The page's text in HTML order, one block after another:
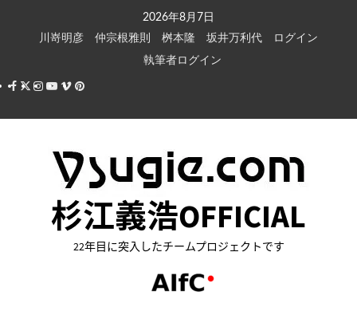
キ
2026年8月7日
川嵜明彦
仲宗根雅則 桝本隆 坂井万利代
ログイン
執筆者ログイン
Facebook
X Instagram
Youtube
VimeoPinterest
杉江義浩OFFICIAL
22年目に突入したチームプロジェクトです